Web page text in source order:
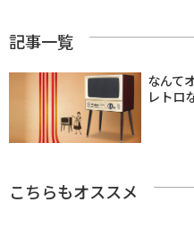
記事一覧
なんて
レトロ
こちらもオススメ